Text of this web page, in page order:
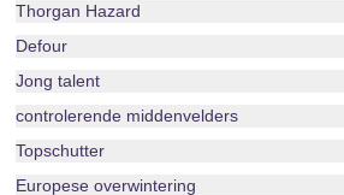
Thorgan Hazard
Defour
Jong talent
controlerende middenvelders
Topschutter
Europese overwintering